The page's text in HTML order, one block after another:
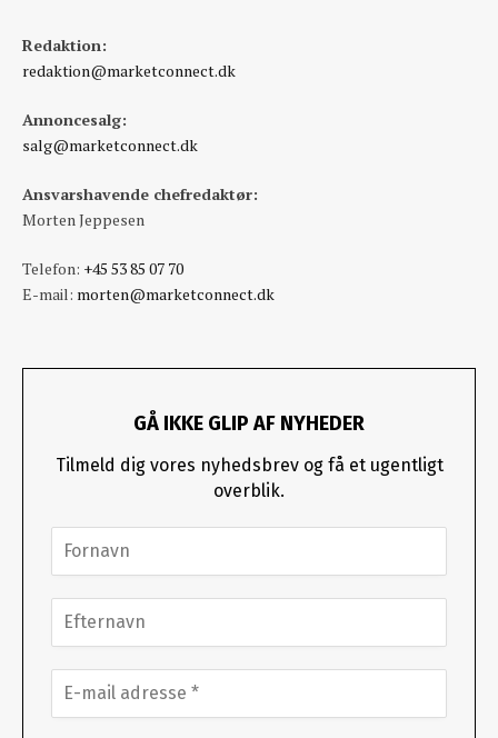
Redaktion:
redaktion@marketconnect.dk
Annoncesalg:
salg@marketconnect.dk
Ansvarshavende chefredaktør:
Morten Jeppesen
Telefon: +45 53 85 07 70
E-mail: morten@marketconnect.dk
GÅ IKKE GLIP AF NYHEDER
Tilmeld dig vores nyhedsbrev og få et ugentligt
overblik.